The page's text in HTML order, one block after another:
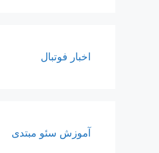
اخبار فوتبال
آموزش سئو مبتدی